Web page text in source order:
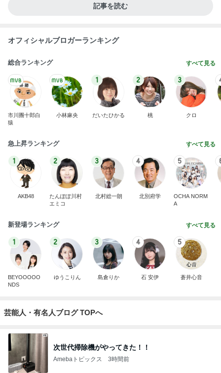
記事を読む
オフィシャルブロガーランキング
総合ランキング すべて見る
市川團十郎白
猿
小林麻央
1
だいたひかる
2
桃
3
クロ
急上昇ランキング すべて見る
1
AKB48
2
たんぽぽ川村
エミコ
3
北村総一朗
4
北別府学
5
OCHA NORM
A
新登場ランキング すべて見る
1
BEYOOOOO
NDS
2
ゆうこりん
3
島倉りか
4
石 安伊
5
蒼井心音
芸能人・有名人ブログ TOPへ
次世代掃除機がやってきた！！
Amebaトピックス 3時間前